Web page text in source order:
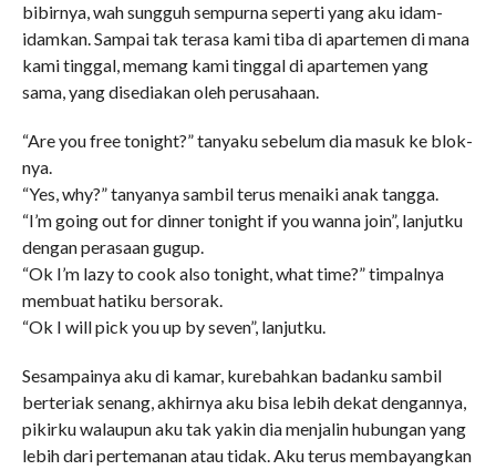
bibirnya, wah sungguh sempurna seperti yang aku idam-
idamkan. Sampai tak terasa kami tiba di apartemen di mana
kami tinggal, memang kami tinggal di apartemen yang
sama, yang disediakan oleh perusahaan.
“Are you free tonight?” tanyaku sebelum dia masuk ke blok-
nya.
“Yes, why?” tanyanya sambil terus menaiki anak tangga.
“I’m going out for dinner tonight if you wanna join”, lanjutku
dengan perasaan gugup.
“Ok I’m lazy to cook also tonight, what time?” timpalnya
membuat hatiku bersorak.
“Ok I will pick you up by seven”, lanjutku.
Sesampainya aku di kamar, kurebahkan badanku sambil
berteriak senang, akhirnya aku bisa lebih dekat dengannya,
pikirku walaupun aku tak yakin dia menjalin hubungan yang
lebih dari pertemanan atau tidak. Aku terus membayangkan